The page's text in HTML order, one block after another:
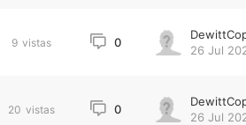
9 vistas 0
26 Jul
20 vistas 0
26 Jul